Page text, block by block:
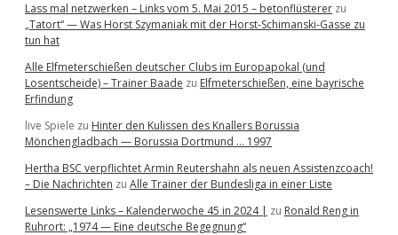
Lass mal netzwerken – Links vom 5. Mai 2015 – betonflüsterer zu
„Tatort“ — Was Horst Szymaniak mit der Horst-Schimanski-Gasse zu
tun hat
Alle Elfmeterschießen deutscher Clubs im Europapokal (und
Losentscheide) – Trainer Baade zu Elfmeterschießen, eine bayrische
Erfindung
live Spiele zu Hinter den Kulissen des Knallers Borussia
Mönchengladbach — Borussia Dortmund … 1997
Hertha BSC verpflichtet Armin Reutershahn als neuen Assistenzcoach!
– Die Nachrichten zu Alle Trainer der Bundesliga in einer Liste
Lesenswerte Links – Kalenderwoche 45 in 2024 | zu Ronald Reng in
Ruhrort: „1974 — Eine deutsche Begegnung“